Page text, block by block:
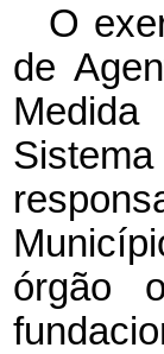
O
de
órgão